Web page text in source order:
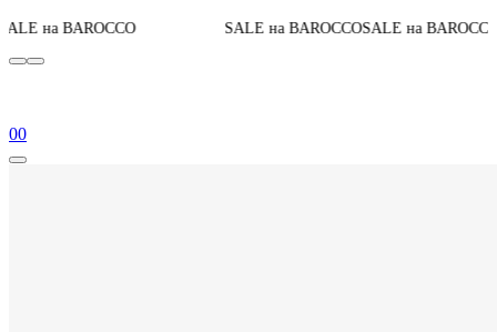
SALE на BAROCCOSALE на BAROCCOДо конца акции
00